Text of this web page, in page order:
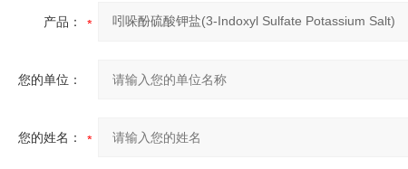
产品：
您的单位：
您的姓名：